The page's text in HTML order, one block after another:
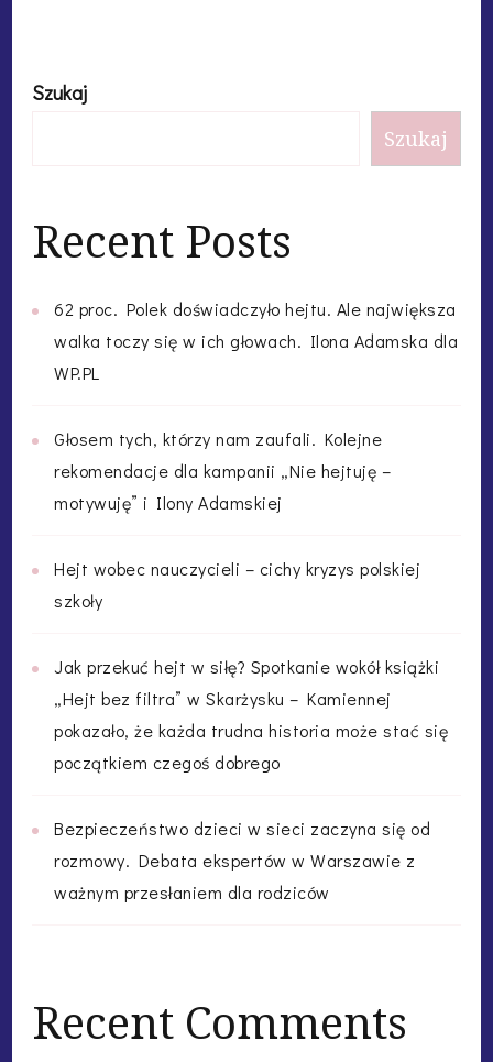
Szukaj
Szukaj
Recent Posts
62 proc. Polek doświadczyło hejtu. Ale największa
walka toczy się w ich głowach. Ilona Adamska dla
WP.PL
Głosem tych, którzy nam zaufali. Kolejne
rekomendacje dla kampanii „Nie hejtuję –
motywuję” i Ilony Adamskiej
Hejt wobec nauczycieli – cichy kryzys polskiej
szkoły
Jak przekuć hejt w siłę? Spotkanie wokół książki
„Hejt bez filtra” w Skarżysku – Kamiennej
pokazało, że każda trudna historia może stać się
początkiem czegoś dobrego
Bezpieczeństwo dzieci w sieci zaczyna się od
rozmowy. Debata ekspertów w Warszawie z
ważnym przesłaniem dla rodziców
Recent Comments